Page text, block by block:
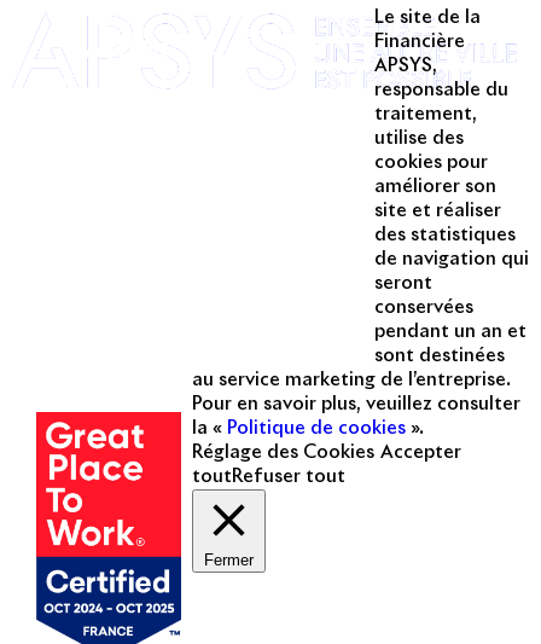
Twitter
Linkedin
Le site de la
Financière
APSYS,
responsable du
traitement,
utilise des
cookies pour
améliorer son
site et réaliser
des statistiques
de navigation qui
seront
conservées
pendant un an et
sont destinées
au service marketing de l’entreprise.
Pour en savoir plus, veuillez consulter
la « Politique de cookies ».
Réglage des Cookies Accepter
tout Refuser tout
Fermer